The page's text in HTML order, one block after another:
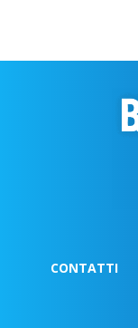
CONTATTI